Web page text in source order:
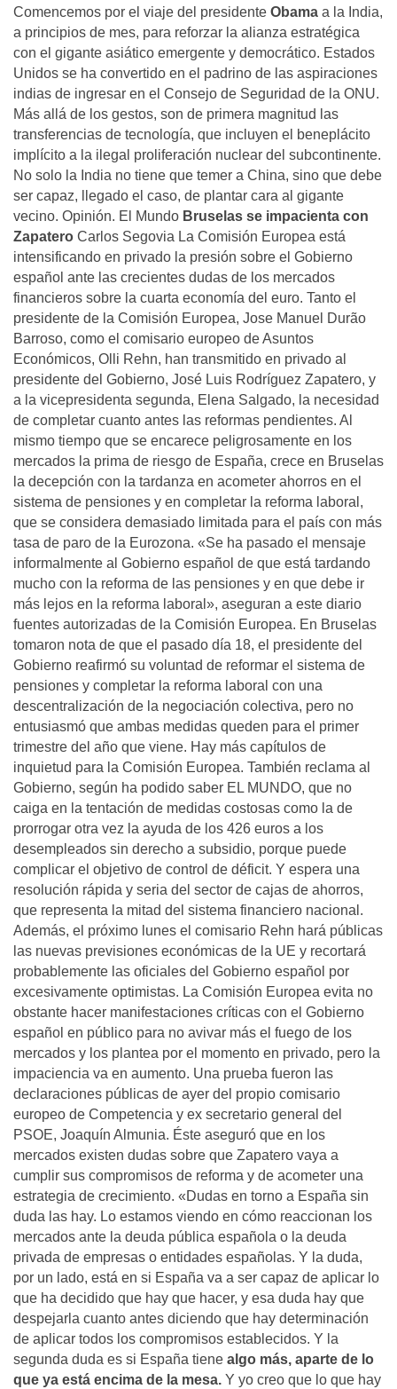
Comencemos por el viaje del presidente Obama a la India,
a principios de mes, para reforzar la alianza estratégica
con el gigante asiático emergente y democrático. Estados
Unidos se ha convertido en el padrino de las aspiraciones
indias de ingresar en el Consejo de Seguridad de la ONU.
Más allá de los gestos, son de primera magnitud las
transferencias de tecnología, que incluyen el beneplácito
implícito a la ilegal proliferación nuclear del subcontinente.
No solo la India no tiene que temer a China, sino que debe
ser capaz, llegado el caso, de plantar cara al gigante
vecino. Opinión. El Mundo Bruselas se impacienta con
Zapatero Carlos Segovia La Comisión Europea está
intensificando en privado la presión sobre el Gobierno
español ante las crecientes dudas de los mercados
financieros sobre la cuarta economía del euro. Tanto el
presidente de la Comisión Europea, Jose Manuel Durão
Barroso, como el comisario europeo de Asuntos
Económicos, Olli Rehn, han transmitido en privado al
presidente del Gobierno, José Luis Rodríguez Zapatero, y
a la vicepresidenta segunda, Elena Salgado, la necesidad
de completar cuanto antes las reformas pendientes. Al
mismo tiempo que se encarece peligrosamente en los
mercados la prima de riesgo de España, crece en Bruselas
la decepción con la tardanza en acometer ahorros en el
sistema de pensiones y en completar la reforma laboral,
que se considera demasiado limitada para el país con más
tasa de paro de la Eurozona. «Se ha pasado el mensaje
informalmente al Gobierno español de que está tardando
mucho con la reforma de las pensiones y en que debe ir
más lejos en la reforma laboral», aseguran a este diario
fuentes autorizadas de la Comisión Europea. En Bruselas
tomaron nota de que el pasado día 18, el presidente del
Gobierno reafirmó su voluntad de reformar el sistema de
pensiones y completar la reforma laboral con una
descentralización de la negociación colectiva, pero no
entusiasmó que ambas medidas queden para el primer
trimestre del año que viene. Hay más capítulos de
inquietud para la Comisión Europea. También reclama al
Gobierno, según ha podido saber EL MUNDO, que no
caiga en la tentación de medidas costosas como la de
prorrogar otra vez la ayuda de los 426 euros a los
desempleados sin derecho a subsidio, porque puede
complicar el objetivo de control de déficit. Y espera una
resolución rápida y seria del sector de cajas de ahorros,
que representa la mitad del sistema financiero nacional.
Además, el próximo lunes el comisario Rehn hará públicas
las nuevas previsiones económicas de la UE y recortará
probablemente las oficiales del Gobierno español por
excesivamente optimistas. La Comisión Europea evita no
obstante hacer manifestaciones críticas con el Gobierno
español en público para no avivar más el fuego de los
mercados y los plantea por el momento en privado, pero la
impaciencia va en aumento. Una prueba fueron las
declaraciones públicas de ayer del propio comisario
europeo de Competencia y ex secretario general del
PSOE, Joaquín Almunia. Éste aseguró que en los
mercados existen dudas sobre que Zapatero vaya a
cumplir sus compromisos de reforma y de acometer una
estrategia de crecimiento. «Dudas en torno a España sin
duda las hay. Lo estamos viendo en cómo reaccionan los
mercados ante la deuda pública española o la deuda
privada de empresas o entidades españolas. Y la duda,
por un lado, está en si España va a ser capaz de aplicar lo
que ha decidido que hay que hacer, y esa duda hay que
despejarla cuanto antes diciendo que hay determinación
de aplicar todos los compromisos establecidos. Y la
segunda duda es si España tiene algo más, aparte de lo
que ya está encima de la mesa. Y yo creo que lo que hay